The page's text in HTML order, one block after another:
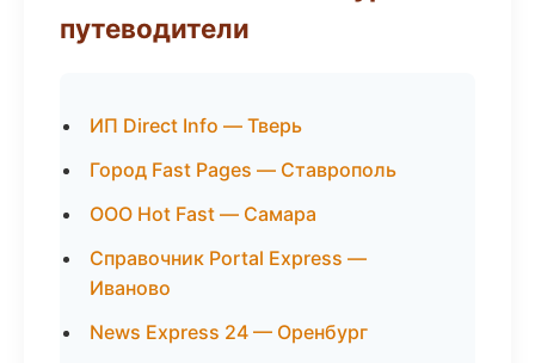
путеводители
ИП Direct Info — Тверь
Город Fast Pages — Ставрополь
ООО Hot Fast — Самара
Справочник Portal Express —
Иваново
News Express 24 — Оренбург